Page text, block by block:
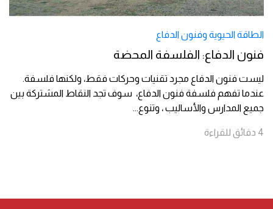
الطاقة الحيوية وفنون الدفاع
فنون الدفاع: الفلسفة المحضة
ليست فنون الدفاع مجرد تقنيات وحركات فقط، ولكنها فلسفة.
عندما تفهم فلسفة فنون الدفاع، سوف تجد النقاط المشتركة بين
جميع المدارس والأساليب ، وتنوع...
4 دقائق للقراءة